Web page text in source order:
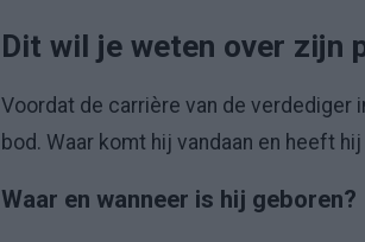
Dit wil je weten over zijn
Voordat de carrière van de verdediger
bod. Waar komt hij vandaan en heeft
Waar en wanneer is hij geboren?